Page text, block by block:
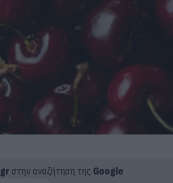
στην αναζήτηση της Google